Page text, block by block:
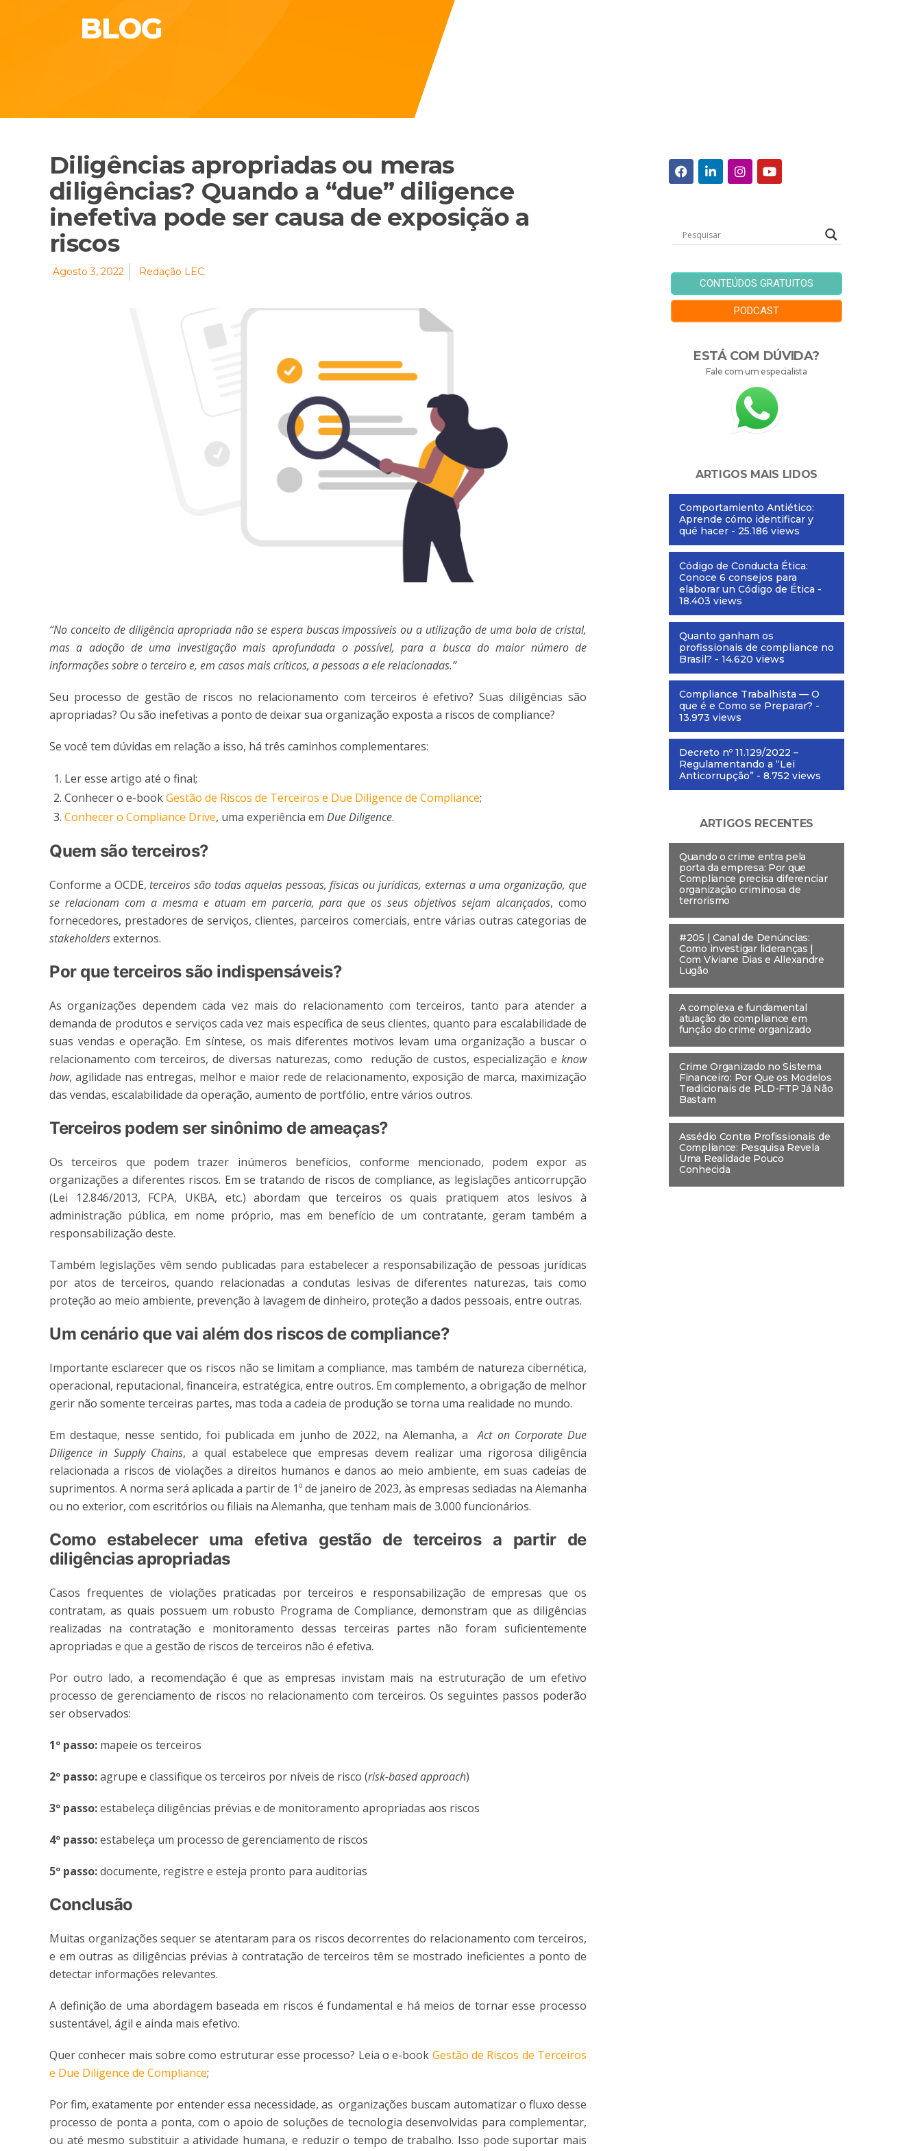
BLOG
Diligências apropriadas ou meras
diligências? Quando a “due” diligence
inefetiva pode ser causa de exposição a
riscos
Agosto 3, 2022 Redação LEC
“No conceito de diligência apropriada não se espera buscas impossíveis ou a utilização de uma bola de cristal,
mas a adoção de uma investigação mais aprofundada o possível, para a busca do maior número de
informações sobre o terceiro e, em casos mais críticos, a pessoas a ele relacionadas.”
Seu processo de gestão de riscos no relacionamento com terceiros é efetivo? Suas diligências são
apropriadas? Ou são inefetivas a ponto de deixar sua organização exposta a riscos de compliance?
Se você tem dúvidas em relação a isso, há três caminhos complementares:
Ler esse artigo até o final;
Conhecer o e-bookGestão de Riscos de Terceiros e Due Diligence de Compliance;
Conhecer o Compliance Drive, uma experiência em Due Diligence.
Quem são terceiros?
Conforme a OCDE, terceiros são todas aquelas pessoas, físicas ou jurídicas, externas a uma organização, que
se relacionam com a mesma e atuam em parceria, para que os seus objetivos sejam alcançados, como
fornecedores, prestadores de serviços, clientes, parceiros comerciais, entre várias outras categorias de
stakeholdersexternos.
Por que terceiros são indispensáveis?
As organizações dependem cada vez mais do relacionamento com terceiros, tanto para atender a
demanda de produtos e serviços cada vez mais específica de seus clientes, quanto para escalabilidade de
suas vendas e operação. Em síntese, os mais diferentes motivos levam uma organização a buscar o
relacionamento com terceiros, de diversas naturezas, como redução de custos, especialização e know
how, agilidade nas entregas, melhor e maior rede de relacionamento, exposição de marca, maximização
das vendas, escalabilidade da operação, aumento de portfólio, entre vários outros.
Terceiros podem ser sinônimo de ameaças?
Os terceiros que podem trazer inúmeros benefícios, conforme mencionado, podem expor as
organizações a diferentes riscos. Em se tratando de riscos de compliance, as legislações anticorrupção
(Lei 12.846/2013, FCPA, UKBA, etc.) abordam que terceiros os quais pratiquem atos lesivos à
administração pública, em nome próprio, mas em benefício de um contratante, geram também a
responsabilização deste.
Também legislações vêm sendo publicadas para estabelecer a responsabilização de pessoas jurídicas
por atos de terceiros, quando relacionadas a condutas lesivas de diferentes naturezas, tais como
proteção ao meio ambiente, prevenção à lavagem de dinheiro, proteção a dados pessoais, entre outras.
Um cenário que vai além dos riscos de compliance?
Importante esclarecer que os riscos não se limitam a compliance, mas também de natureza cibernética,
operacional, reputacional, financeira, estratégica, entre outros. Em complemento, a obrigação de melhor
gerir não somente terceiras partes, mas toda a cadeia de produção se torna uma realidade no mundo.
Em destaque, nesse sentido, foi publicada em junho de 2022, na Alemanha, aAct on Corporate Due
Diligence in Supply Chains, a qual estabelece que empresas devem realizar uma rigorosa diligência
relacionada a riscos de violações a direitos humanos e danos ao meio ambiente, em suas cadeias de
suprimentos. A norma será aplicada a partir de 1º de janeiro de 2023, às empresas sediadas na Alemanha
ou no exterior, com escritórios ou filiais na Alemanha, que tenham mais de 3.000 funcionários.
Como estabelecer uma efetiva gestão de terceiros a partir de
diligências apropriadas
Casos frequentes de violações praticadas por terceiros e responsabilização de empresas que os
contratam, as quais possuem um robusto Programa de Compliance, demonstram que as diligências
realizadas na contratação e monitoramento dessas terceiras partes não foram suficientemente
apropriadas e que a gestão de riscos de terceiros não é efetiva.
Por outro lado, a recomendação é que as empresas invistam mais na estruturação de um efetivo
processo de gerenciamento de riscos no relacionamento com terceiros. Os seguintes passos poderão
ser observados:
1º passo: mapeie os terceiros
2º passo:agrupe e classifique os terceiros por níveis de risco (risk-based approach)
3º passo:estabeleça diligências prévias e de monitoramento apropriadas aos riscos
4º passo:estabeleça um processo de gerenciamento de riscos
5º passo:documente, registre e esteja pronto para auditorias
Conclusão
Muitas organizações sequer se atentaram para os riscos decorrentes do relacionamento com terceiros,
e em outras as diligências prévias à contratação de terceiros têm se mostrado ineficientes a ponto de
detectar informações relevantes.
A definição de uma abordagem baseada em riscos é fundamental e há meios de tornar esse processo
sustentável, ágil e ainda mais efetivo.
Quer conhecer mais sobre como estruturar esse processo? Leia o e-book Gestão de Riscos de Terceiros
e Due Diligence de Compliance;
Por fim, exatamente por entender essa necessidade, as organizações buscam automatizar o fluxo desse
processo de ponta a ponta, com o apoio de soluções de tecnologia desenvolvidas para complementar,
ou até mesmo substituir a atividade humana, e reduzir o tempo de trabalho. Isso pode suportar mais
CONTEÚDOS GRATUITOS
PODCAST
ESTÁ COM DÚVIDA?
Fale com um especialista
ARTIGOS MAIS LIDOS
Comportamiento Antiético:
Aprende cómo identificar y
qué hacer - 25.186 views
Código de Conducta Ética:
Conoce 6 consejos para
elaborar un Código de Ética -
18.403 views
Quanto ganham os
profissionais de compliance no
Brasil? - 14.620 views
Compliance Trabalhista — O
que é e Como se Preparar? -
13.973 views
Decreto nº 11.129/2022 –
Regulamentando a “Lei
Anticorrupção” - 8.752 views
ARTIGOS RECENTES
Quando o crime entra pela
porta da empresa: Por que
Compliance precisa diferenciar
organização criminosa de
terrorismo
#205 | Canal de Denúncias:
Como investigar lideranças |
Com Viviane Dias e Allexandre
Lugão
A complexa e fundamental
atuação do compliance em
função do crime organizado
Crime Organizado no Sistema
Financeiro: Por Que os Modelos
Tradicionais de PLD-FTP Já Não
Bastam
Assédio Contra Profissionais de
Compliance: Pesquisa Revela
Uma Realidade Pouco
Conhecida